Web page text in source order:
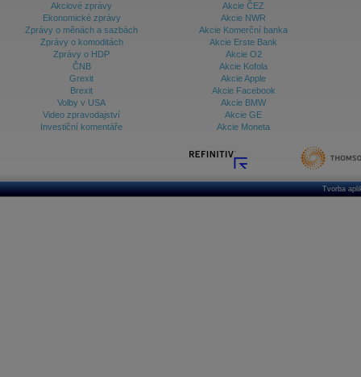
Akciové zprávy
Ekonomické zprávy
Zprávy o měnách a sazbách
Zprávy o komoditách
Zprávy o HDP
ČNB
Grexit
Brexit
Volby v USA
Video zpravodajství
Investiční komentáře
Akcie ČEZ
Akcie NWR
Akcie Komerční banka
Akcie Erste Bank
Akcie O2
Akcie Kofola
Akcie Apple
Akcie Facebook
Akcie BMW
Akcie GE
Akcie Moneta
Tvorba